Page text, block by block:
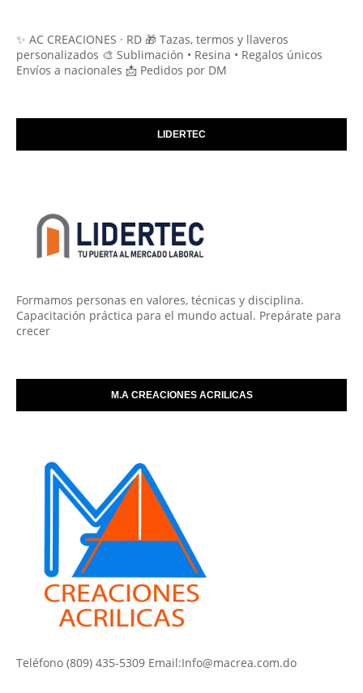
✨ AC CREACIONES · RD 🎁 Tazas, termos y llaveros
personalizados 🎨 Sublimación • Resina • Regalos únicos
Envíos a nacionales 📩 Pedidos por DM
LIDERTEC
Formamos personas en valores, técnicas y disciplina.
Capacitación práctica para el mundo actual. Prepárate para
crecer
M.A CREACIONES ACRILICAS
Teléfono (809) 435-5309 Email:Info@macrea.com.do